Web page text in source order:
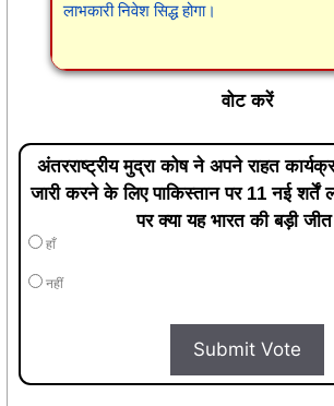
लाभकारी निवेश सिद्ध होगा।
वोट करें
अंतरराष्ट्रीय मुद्रा कोष ने अपने राहत
जारी करने के लिए पाकिस्तान पर 11 नई शर्तें
पर क्या यह भारत की बड़ी
हाँ
नहीं
Submit Vote